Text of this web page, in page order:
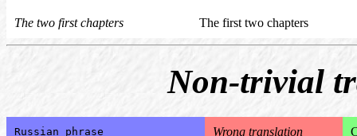
The two first chapters The first two chapters
Non-trivial
Russian phrase Wrong translation